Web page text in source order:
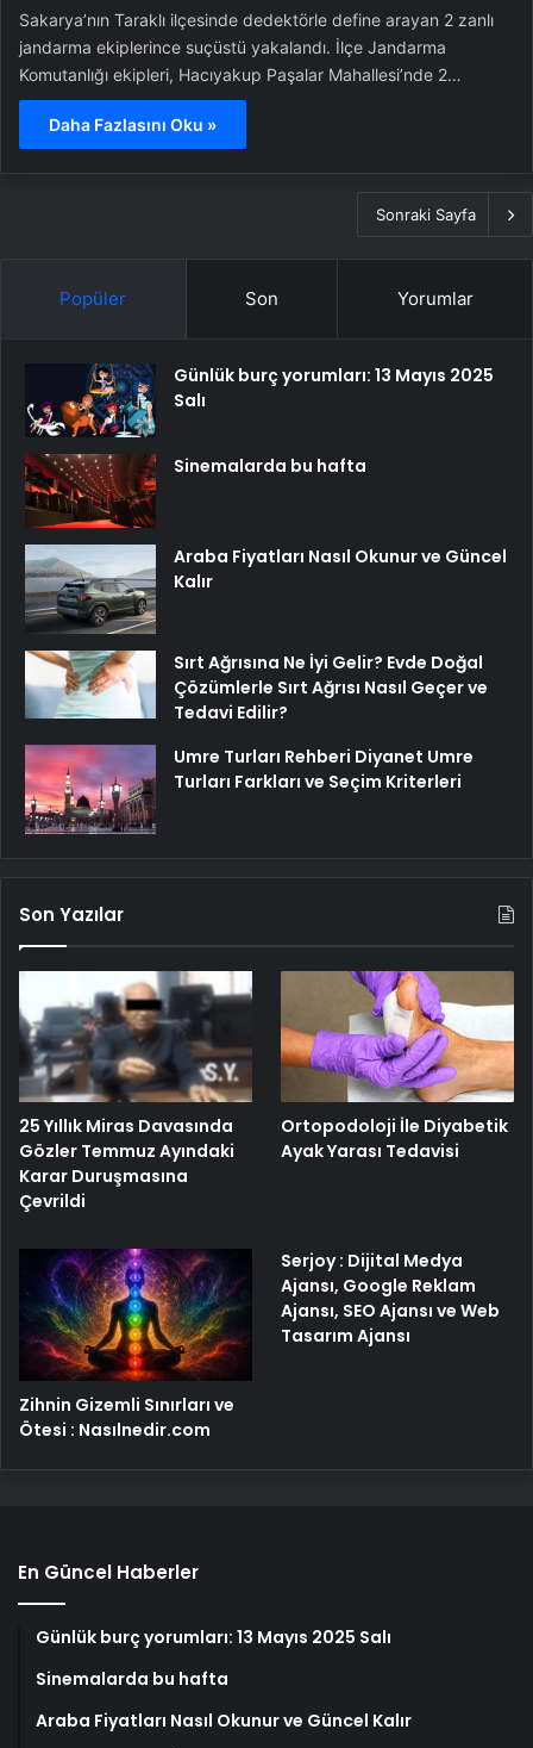
Sakarya’nın Taraklı ilçesinde dedektörle define arayan 2 zanlı
jandarma ekiplerince suçüstü yakalandı. İlçe Jandarma
Komutanlığı ekipleri, Hacıyakup Paşalar Mahallesi’nde 2…
Daha Fazlasını Oku »
Sonraki Sayfa
Popüler Son Yorumlar
Günlük burç yorumları: 13 Mayıs 2025
Salı
Sinemalarda bu hafta
Araba Fiyatları Nasıl Okunur ve Güncel
Kalır
Sırt Ağrısına Ne İyi Gelir? Evde Doğal
Çözümlerle Sırt Ağrısı Nasıl Geçer ve
Tedavi Edilir?
Umre Turları Rehberi Diyanet Umre
Turları Farkları ve Seçim Kriterleri
Son Yazılar
25 Yıllık Miras Davasında
Gözler Temmuz Ayındaki
Karar Duruşmasına
Çevrildi
Ortopodoloji İle Diyabetik
Ayak Yarası Tedavisi
Zihnin Gizemli Sınırları ve
Ötesi : Nasılnedir.com
Serjoy : Dijital Medya
Ajansı, Google Reklam
Ajansı, SEO Ajansı ve Web
Tasarım Ajansı
En Güncel Haberler
Günlük burç yorumları: 13 Mayıs 2025 Salı
Sinemalarda bu hafta
Araba Fiyatları Nasıl Okunur ve Güncel Kalır